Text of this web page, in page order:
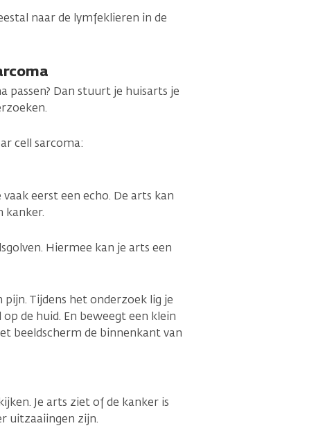
naar de lymfeklieren in de
passen? Dan stuurt je huisarts je
cell sarcoma:
eerst een echo. De arts kan
kanker.
Hiermee kan je arts een
Tijdens het onderzoek lig je
de huid. En beweegt een klein
beeldscherm de binnenkant van
Je arts ziet of de kanker is
uitzaaiingen zijn.